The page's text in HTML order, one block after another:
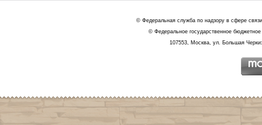
© Федеральная служба по надзору в сфере
© Федеральное государственное
107553, Москва, ул. Большая